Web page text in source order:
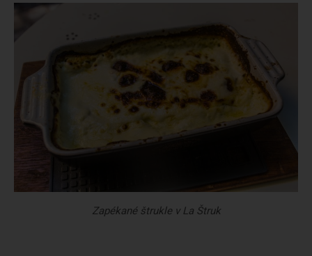
Zapékané štrukle v La Štruk